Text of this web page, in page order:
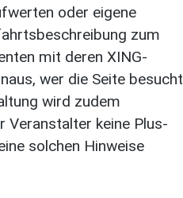
oder eigene
zum
mit deren XING-
wer die Seite besucht
wird zudem
Veranstalter keine Plus-
solchen Hinweise